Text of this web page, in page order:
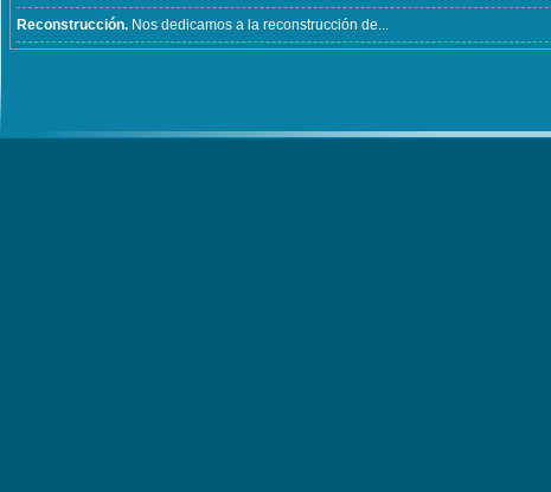
Reconstrucción. Nos dedicamos a la reconstrucción de...